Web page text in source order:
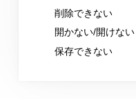
削除できない
開かない/開けない
保存できない